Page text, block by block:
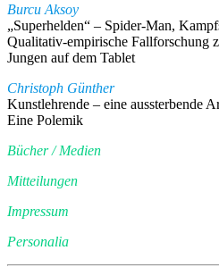
Burcu Aksoy
„Superhelden“ – Spider-Man,
Qualitativ-empirische Fallforschung
Jungen auf dem Tablet
Christoph Günther
Kunstlehrende – eine aussterbende
Eine Polemik
Bücher / Medien
Mitteilungen
Impressum
Personalia